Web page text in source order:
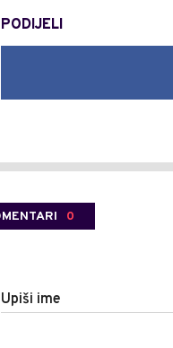
PODIJELI
0
Upiši ime